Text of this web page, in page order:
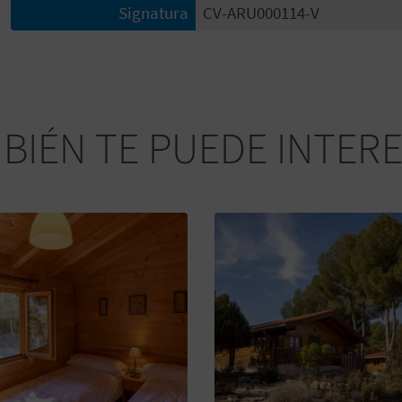
Signatura CV-ARU000114-V
TE PUEDE